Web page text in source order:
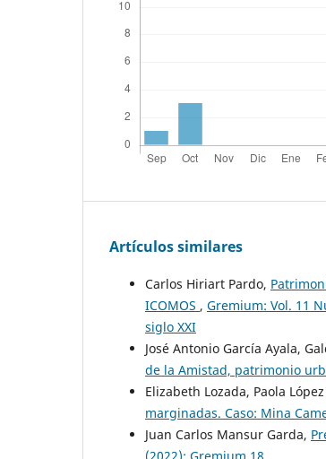
Artículos similares
Carlos Hiriart Pardo,
ICOMOS , Gremium: Vol. 11
siglo XXI
José Antonio García Ayala,
de la Amistad, patrimonio
Elizabeth Lozada, Paola
marginadas. Caso: Mina
Juan Carlos Mansur Garda,